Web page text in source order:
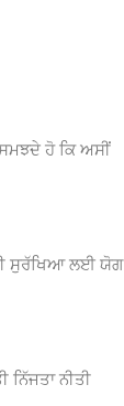
ਹੋ ਕਿ ਅਸੀਂ
ਦੀ ਸੁਰੱਖਿਆ ਲਈ ਯੋਗ
ਨੀਤੀ